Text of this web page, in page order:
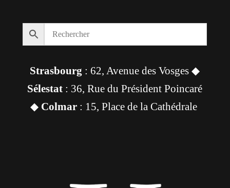
Strasbourg : 62, Avenue des Vosges ◆
Sélestat : 36, Rue du Président Poincaré
◆ Colmar: 15, Place de la Cathédrale